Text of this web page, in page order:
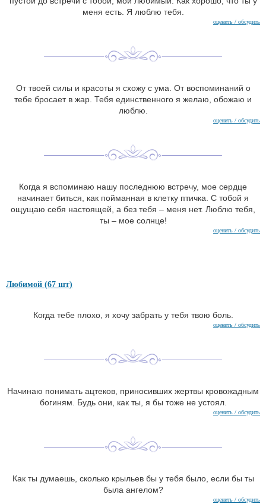
меня есть. Я люблю тебя.
оценить / обсудить
От твоей силы и красоты я схожу с ума. От воспоминаний о
тебе бросает в жар. Тебя единственного я желаю, обожаю и
люблю.
оценить / обсудить
Когда я вспоминаю нашу последнюю встречу, мое сердце
начинает биться, как пойманная в клетку птичка. С тобой я
ощущаю себя настоящей, а без тебя – меня нет. Люблю тебя,
ты – мое солнце!
оценить / обсудить
Любимой (67 шт)
Когда тебе плохо, я хочу забрать у тебя твою боль.
оценить / обсудить
Начинаю понимать ацтеков, приносивших жертвы кровожадным
богиням. Будь они, как ты, я бы тоже не устоял.
оценить / обсудить
Как ты думаешь, сколько крыльев бы у тебя было, если бы ты
была ангелом?
оценить / обсудить